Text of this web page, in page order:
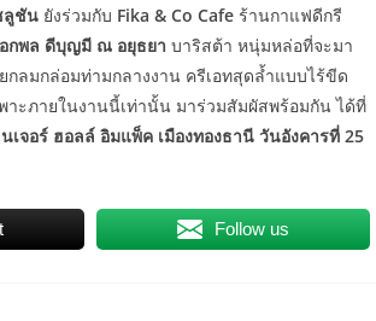
ลูชัน ยังร่วมกับ Fika & Co Cafe ร้านกาแฟดีกรี
กพล ดีบุญมี ณ อยุธยา บาริสต้า หนุ่มหล่อที่จะมา
ลมกล่อมท่ามกลางงาน ครีเอทสุดล้ำแบบไร้ขีด
ะภายในงานนี้เท่านั้น มาร่วมสัมผัสพร้อมกัน ได้ที่
จอร์ ฮอลล์ อิมแพ็ค เมืองทองธานี วันอังคารที่ 25
Follow us